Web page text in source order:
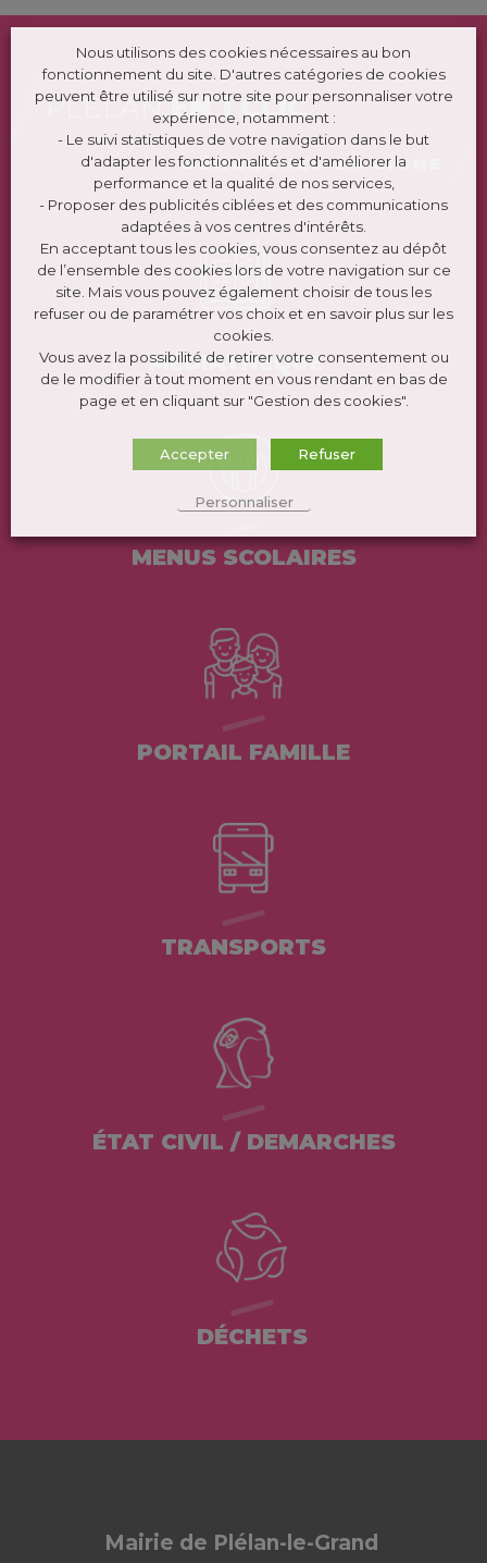
PLÉLANEN 1 CLIC
DÉMARCHES EN LIGNE
MÉDIATHÈQUE
MENUS SCOLAIRES
PORTAIL FAMILLE
TRANSPORTS
ÉTAT CIVIL / DEMARCHES
DÉCHETS
Mairie de Plélan-le-Grand
Nous utilisons des cookies nécessaires au bon
fonctionnement du site. D'autres catégories de cookies
peuvent être utilisé sur notre site pour personnaliser votre
expérience, notamment :
- Le suivi statistiques de votre navigation dans le but
d'adapter les fonctionnalités et d'améliorer la
performance et la qualité de nos services,
- Proposer des publicités ciblées et des communications
adaptées à vos centres d'intérêts.
En acceptant tous les cookies, vous consentez au dépôt
de l’ensemble des cookies lors de votre navigation sur ce
site. Mais vous pouvez également choisir de tous les
refuser ou de paramétrer vos choix et en savoir plus sur les
cookies.
Vous avez la possibilité de retirer votre consentement ou
de le modifier à tout moment en vous rendant en bas de
page et en cliquant sur "Gestion des cookies".
Accepter Refuser
Personnaliser